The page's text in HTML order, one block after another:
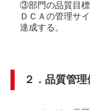
③部門の品質目標
ＤＣＡの管理サ
達成する。
２．品質管理